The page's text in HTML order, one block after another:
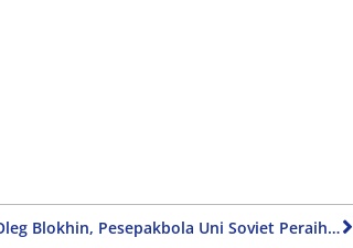
Biografi Oleg Blokhin, Pesepakbola Uni Soviet Peraih Gelar Ballon d’Or dan Politikus Ukraina